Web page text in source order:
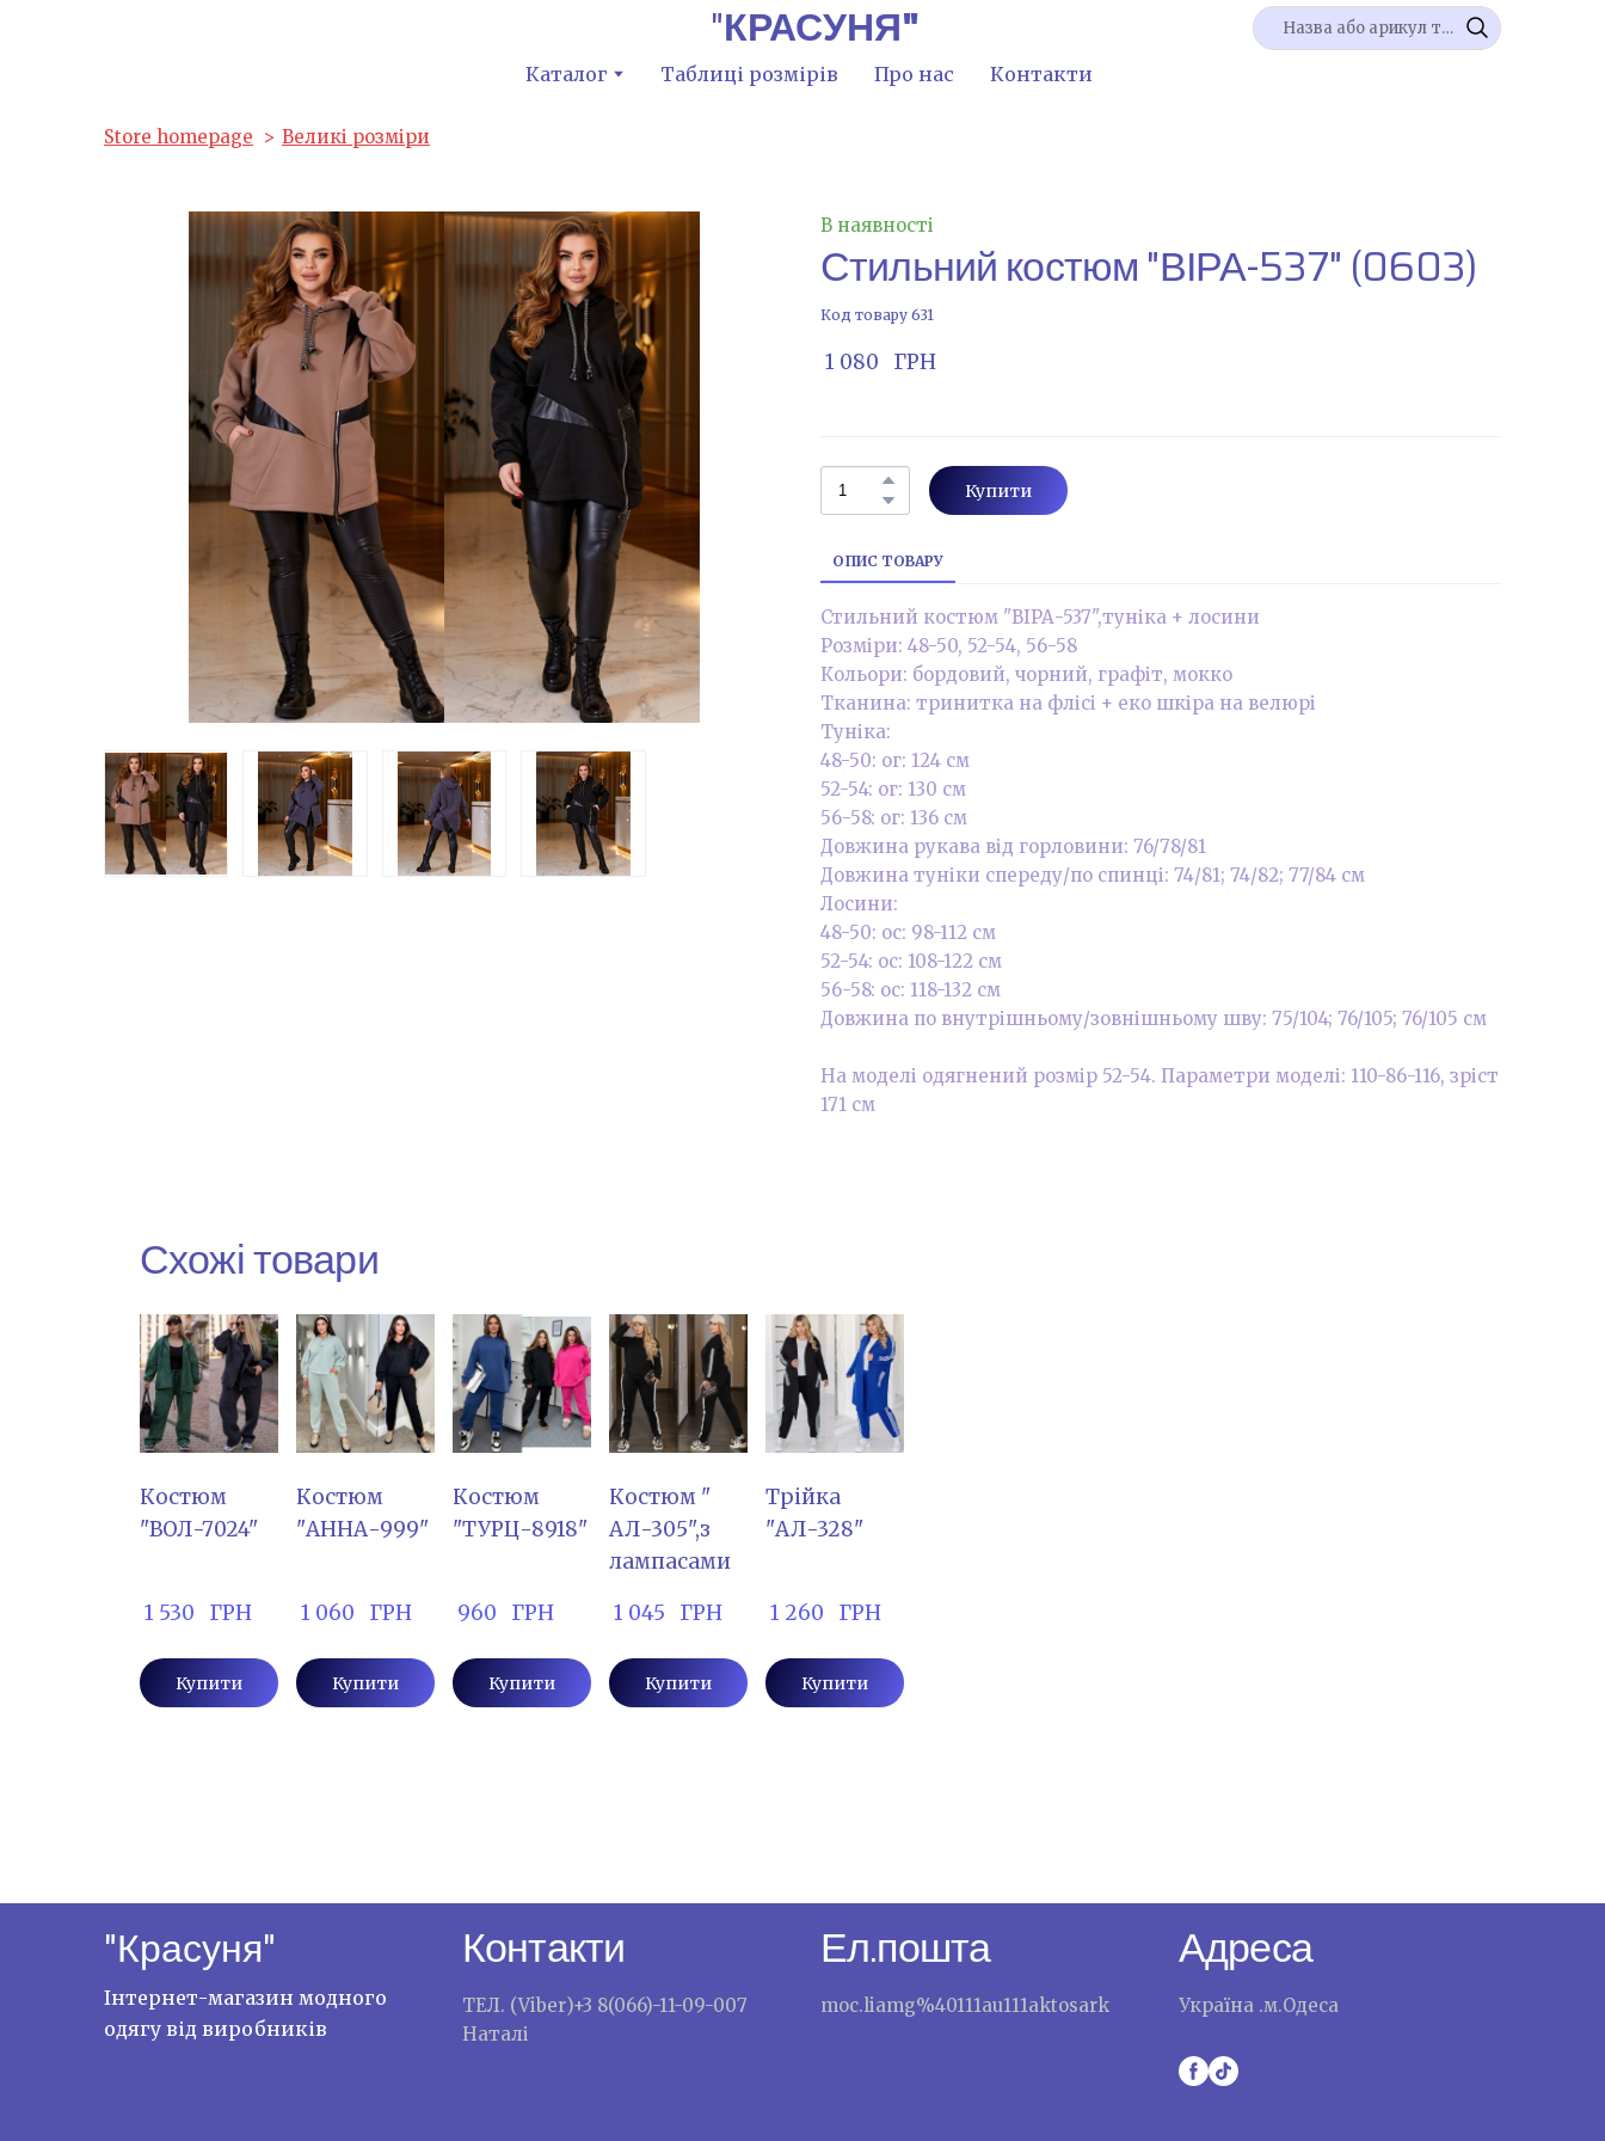
"КРАСУНЯ"
Каталог Таблиці розмірів Про нас Контакти
Store homepage Великі розміри
В наявності
Стильний костюм "ВІРА-537" (0603)
Код товару 631
1 080   ГРН
Купити
ОПИС ТОВАРУ
Стильний костюм "ВІРА-537",туніка + лосини
Розміри: 48-50, 52-54, 56-58
Кольори: бордовий, чорний, графіт, мокко
Тканина: тринитка на флісі + еко шкіра на велюрі
Туніка:
48-50: ог: 124 см
52-54: ог: 130 см
56-58: ог: 136 см
Довжина рукава від горловини: 76/78/81
Довжина туніки спереду/по спинці: 74/81; 74/82; 77/84 см
Лосини:
48-50: ос: 98-112 см
52-54: ос: 108-122 см
56-58: ос: 118-132 см
Довжина по внутрішньому/зовнішньому шву: 75/104; 76/105; 76/105 см
На моделі одягнений розмір 52-54. Параметри моделі: 110-86-116, зріст
171 см
Схожі товари
Костюм
"ВОЛ-7024"
1 530   ГРН
Купити
Костюм
"АННА-999"
1 060   ГРН
Купити
Костюм
"ТУРЦ-8918"
960   ГРН
Купити
Костюм "
АЛ-305",з
лампасами
1 045   ГРН
Купити
Трійка
"АЛ-328"
1 260   ГРН
Купити
"Красуня"
Інтернет-магазин модного
одягу від виробників
Контакти
ТЕЛ. (Viber)+3 8(066)-11-09-007
Наталі
Ел.пошта
moc.liamg%40111au111aktosark
Адреса
Україна .м.Одеса